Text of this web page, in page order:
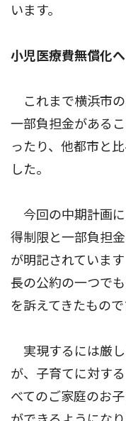
います。
小児医療費無償化へ
これまで横浜市
一部負担金がある
ったり、他都市と
した。
今回の中期計画
得制限と一部負担
が明記されていま
長の公約の一つで
を訴えてきたもので
実現するには厳
が、子育てに対す
べてのご家庭のお